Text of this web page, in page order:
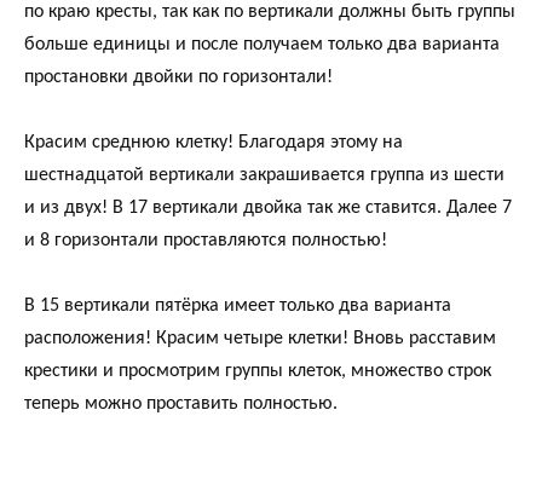
по краю кресты, так как по вертикали должны быть группы
больше единицы и после получаем только два варианта
простановки двойки по горизонтали!
Красим среднюю клетку! Благодаря этому на
шестнадцатой вертикали закрашивается группа из шести
и из двух! В 17 вертикали двойка так же ставится. Далее 7
и 8 горизонтали проставляются полностью!
В 15 вертикали пятёрка имеет только два варианта
расположения! Красим четыре клетки! Вновь расставим
крестики и просмотрим группы клеток, множество строк
теперь можно проставить полностью.